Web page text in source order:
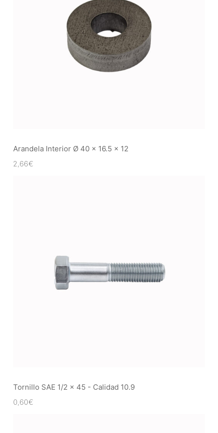
Arandela Interior Ø 40 x 16.5 x 12
2,66€
Tornillo SAE 1/2 x 45 - Calidad 10.9
0,60€